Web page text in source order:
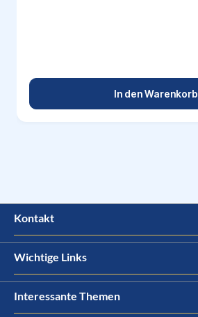
In den Warenkorb
Kontakt
Wichtige Links
Interessante Themen